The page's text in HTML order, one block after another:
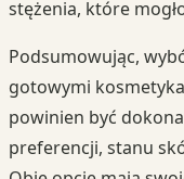
stężenia, które
Podsumowując,
gotowymi
powinien być
preferencji, stanu